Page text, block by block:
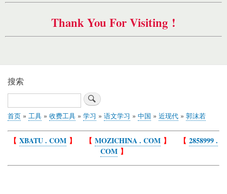
Thank You For Visiting !
搜索
搜
索
面
包
屑
首页 工具 收费工具 学习 语文学习 中国 近现代 郭沫若
【 XBATU . COM】 【 MOZICHINA . COM】 【 2858999 .
COM】